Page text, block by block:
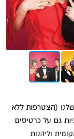
(הצטרפות ללא
גם על כרטיסים
וליהנות